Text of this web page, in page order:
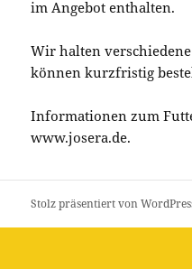
im Angebot enthalten.
Wir halten
können kurzfristig
Informationen zum
www.josera.de.
Stolz präsentiert von